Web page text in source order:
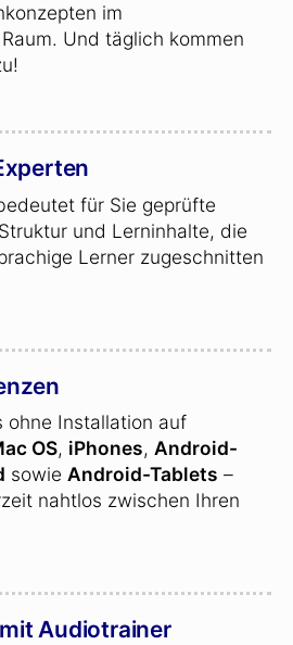
im
Und täglich kommen
für Sie geprüfte
und Lerninhalte, die
Lerner zugeschnitten
ohne Installation auf
OS, iPhones, Android-
sowie Android-Tablets –
nahtlos zwischen Ihren
Audiotrainer